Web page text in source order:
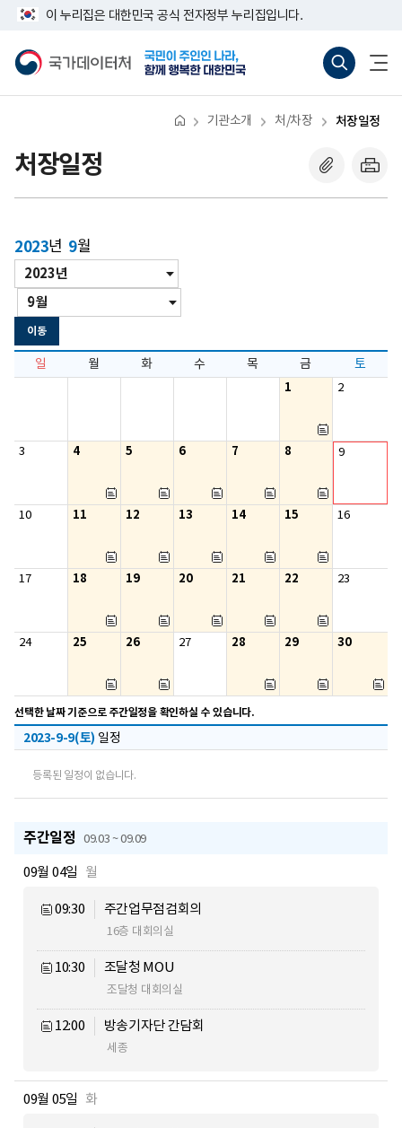
뛰
이 누리집은 대한민국 공식 전자정부 누리집입니다.
터
바
(새
기)
열
기관소개 처/차장 처장일정
처장일정
2023년 9월
년/
월
년
도
월
이동
일 월 화 수 목 금
토
1
2
3 4 5 6 7 8 9
10 11 12 13 14 15 16
17 18 19 20 21 22 23
24 25 26 27 28 29 30
선택한 날짜 기준으로 주간일정을 확인하실 수 있습니다.
2023-9-9(토) 일정
등록된 일정이 없습니다.
주간일정 09.03 ~ 09.09
09월 04일 월
09:30 주간업무점검회의
16층 대회의실
10:30 조달청 MOU
조달청 대회의실
12:00 방송기자단 간담회
세종
09월 05일 화